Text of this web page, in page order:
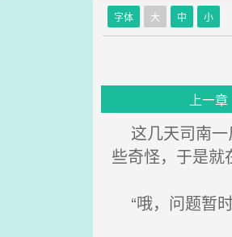
字体 大 中 小
上一章
这几天司南一
些奇怪，于是就
“哦，问题暂